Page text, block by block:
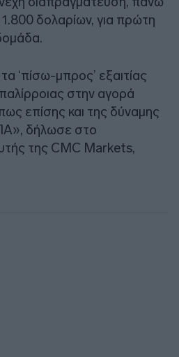
δολαρίων, για πρώτη
‘πίσω-μπρος’ εξαιτίας
στην αγορά
επίσης και της δύναμης
δήλωσε στο
της CMC Markets,